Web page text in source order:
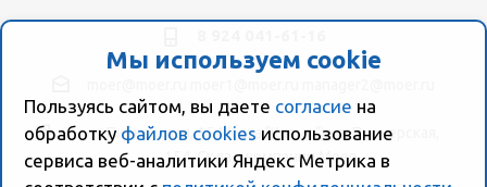
Мы используем cookie
Пользуясь сайтом, вы даете согласие на
обработку файлов cookies использование
сервиса веб-аналитики Яндекс Метрика в
ул. Пионерская, 154 (база "Космо") ул. Пионерская,
154, Склад компании Моер